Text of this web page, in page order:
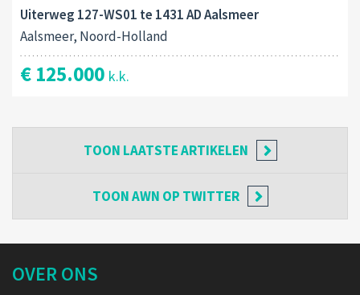
Uiterweg 127-WS01 te 1431 AD Aalsmeer
Aalsmeer, Noord-Holland
€ 125.000 k.k.
TOON LAATSTE ARTIKELEN
TOONAWN OP TWITTER
OVER ONS